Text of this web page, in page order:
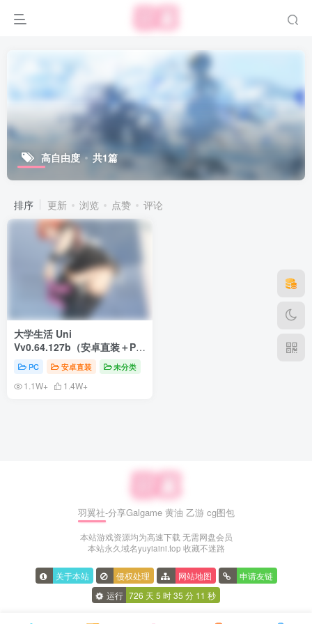
高自由度 共1篇
排序 更新 浏览 点赞 评论
大学生活 Uni
Vv0.64.127b（安卓直装＋PC
端） PC 安卓直装 未分类
1.1W+ 1.4W+
羽翼社-分享Galgame 黄油 乙游 cg图包
本站游戏资源均为高速下载 无需网盘会员
本站永久域名yuyiaini.top 收藏不迷路
关于本站 侵权处理 网站地图
申请友链
运行 726 天 5 时35 分 12 秒